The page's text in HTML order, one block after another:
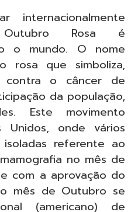
internacionalmente
Rosa é
o mundo. O nome
que simboliza,
contra o câncer de
da população,
Este movimento
Unidos, onde vários
referente ao
no mês de
com a aprovação do
mês de Outubro se
(americano) de